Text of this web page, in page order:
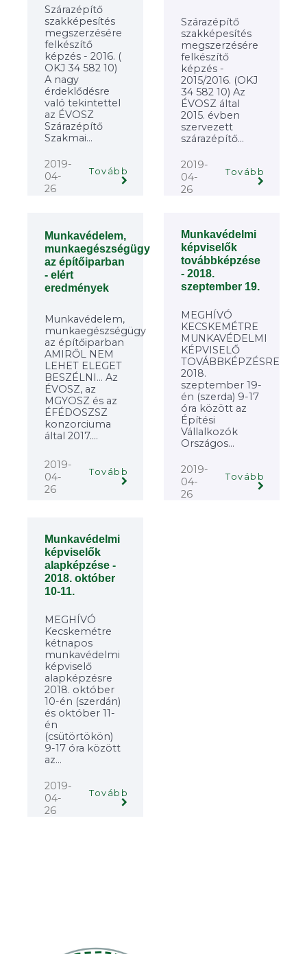
Szárazépítő
szakképesítés
megszerzésére
felkészítő
képzés - 2016. (
OKJ 34 582 10)
A nagy
érdeklődésre
való tekintettel
az ÉVOSZ
Szárazépítő
Szakmai...
2019-
04-
26
Tovább
Szárazépítő
szakképesítés
megszerzésére
felkészítő
képzés -
2015/2016. (OKJ
34 582 10) Az
ÉVOSZ által
2015. évben
szervezett
szárazépítő...
2019-
04-
26
Tovább
Munkavédelem,
munkaegészségügy
az építőiparban
- elért
eredmények
Munkavédelem,
munkaegészségügy
az építőiparban
AMIRŐL NEM
LEHET ELEGET
BESZÉLNI... Az
ÉVOSZ, az
MGYOSZ és az
ÉFÉDOSZSZ
konzorciuma
által 2017....
2019-
04-
26
Tovább
Munkavédelmi
képviselők
továbbképzése
- 2018.
szeptember 19.
MEGHÍVÓ
KECSKEMÉTRE
MUNKAVÉDELMI
KÉPVISELŐ
TOVÁBBKÉPZÉSRE
2018.
szeptember 19-
én (szerda) 9-17
óra között az
Építési
Vállalkozók
Országos...
2019-
04-
26
Tovább
Munkavédelmi
képviselők
alapképzése -
2018. október
10-11.
MEGHÍVÓ
Kecskemétre
kétnapos
munkavédelmi
képviselő
alapképzésre
2018. október
10-én (szerdán)
és október 11-
én
(csütörtökön)
9-17 óra között
az...
2019-
04-
26
Tovább